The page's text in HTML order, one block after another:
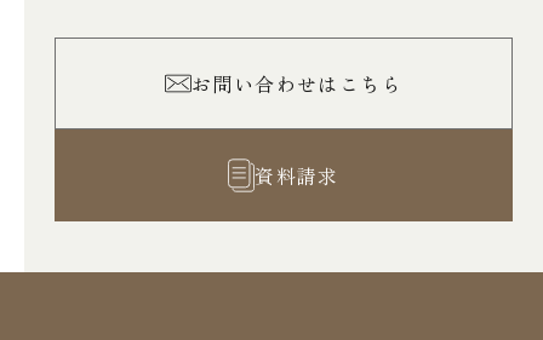
お問い合わせはこちら
資料請求